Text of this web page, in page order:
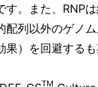
す。また、RNP
配列以外のゲノ
）を回避するも
TM